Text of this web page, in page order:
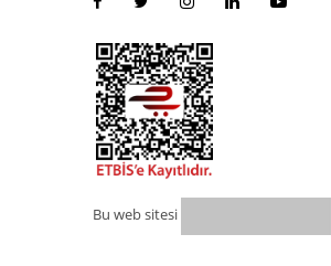
Bu web sitesi